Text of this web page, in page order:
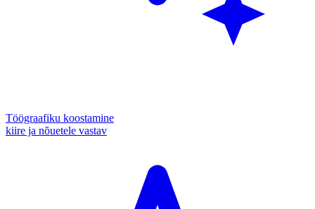
Töögraafiku koostamine
kiire ja nõuetele vastav